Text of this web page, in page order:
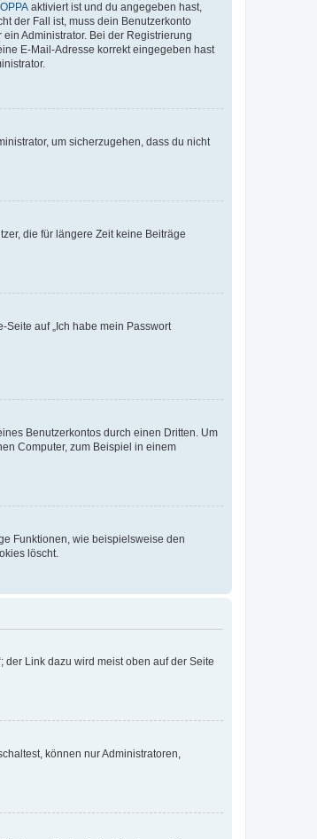
aktiviert ist und du angegeben hast,
der Fall ist, muss dein Benutzerkonto
Administrator. Bei der Registrierung
E-Mail-Adresse korrekt eingegeben hast
um sicherzugehen, dass du nicht
die für längere Zeit keine Beiträge
auf „Ich habe mein Passwort
Benutzerkontos durch einen Dritten. Um
Computer, zum Beispiel in einem
Funktionen, wie beispielsweise den
löscht.
Link dazu wird meist oben auf der Seite
können nur Administratoren,